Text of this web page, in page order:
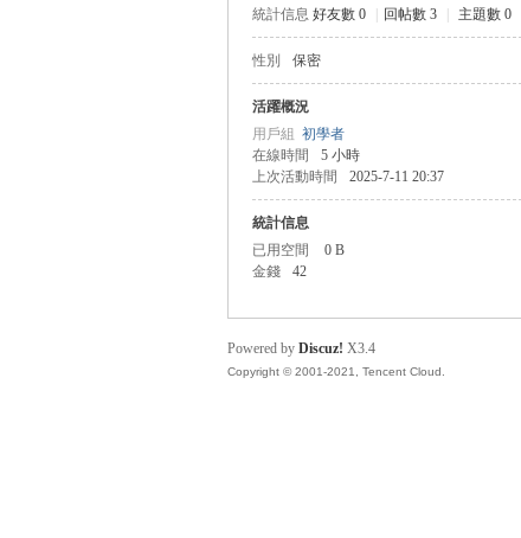
統計信息 好友數 0 回帖數 3 主題數 0
性別 保密
活躍概況
用戶組 初學者
在線時間
5 小時
上次活動時間
2025-7-11 20:37
統計信息
已用空間
0 B
金錢
42
Powered by Discuz! X3.4
Copyright © 2001-2021, Tencent Cloud.